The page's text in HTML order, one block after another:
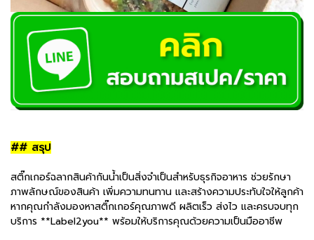
## สรุป
สติ๊กเกอร์ฉลากสินค้ากันน้ำเป็นสิ่งจำเป็นสำหรับธุรกิจอาหาร ช่วยรักษา
ภาพลักษณ์ของสินค้า เพิ่มความทนทาน และสร้างความประทับใจให้ลูกค้า
หากคุณกำลังมองหาสติ๊กเกอร์คุณภาพดี ผลิตเร็ว ส่งไว และครบจบทุก
บริการ **Label2you** พร้อมให้บริการคุณด้วยความเป็นมืออาชีพ